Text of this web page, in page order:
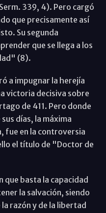
339, 4). Pero cargó
que precisamente así
Su segunda
que se llega a los
(8).
a impugnar la herejía
victoria decisiva sobre
de 411. Pero donde
días, la máxima
fue en la controversia
el título de "Doctor de
que basta la capacidad
la salvación, siendo
razón y de la libertad